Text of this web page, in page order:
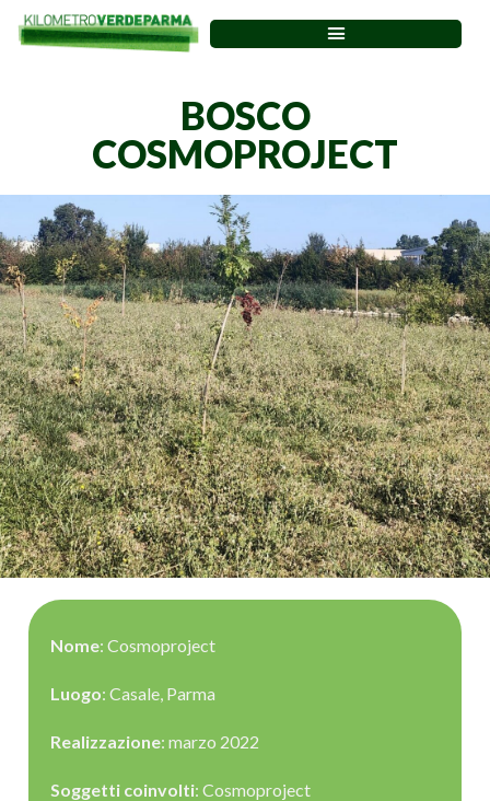
BOSCO
COSMOPROJECT
Nome: Cosmoproject
Luogo: Casale, Parma
Realizzazione: marzo 2022
Soggetti coinvolti: Cosmoproject